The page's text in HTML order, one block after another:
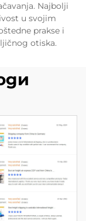
Najbolji
u svojim
prakse i
otiska.